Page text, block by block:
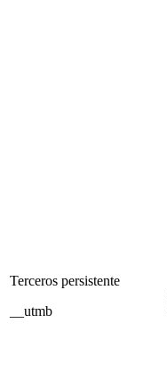
Terceros persistente
__utmb